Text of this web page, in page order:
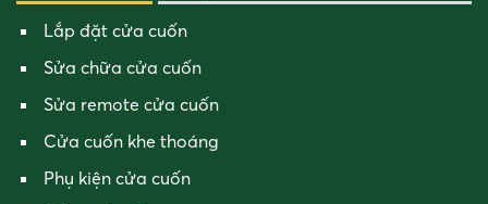
Lắp đặt cửa cuốn
Sửa chữa cửa cuốn
Sửa remote cửa cuốn
Cửa cuốn khe thoáng
Phụ kiện cửa cuốn